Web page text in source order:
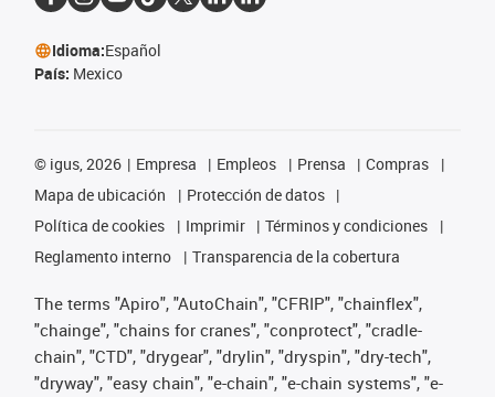
Idioma:Español
País: Mexico
© igus, 2026 Empresa Empleos Prensa
Compras
Mapa de ubicación
Protección de datos
Política de cookies
Imprimir
Términos y condiciones
Reglamento interno
Transparencia de la cobertura
The terms "Apiro", "AutoChain", "CFRIP", "chainflex",
"chainge", "chains for cranes", "conprotect", "cradle-
chain", "CTD", "drygear", "drylin", "dryspin", "dry-tech",
"dryway", "easy chain", "e-chain", "e-chain systems", "e-